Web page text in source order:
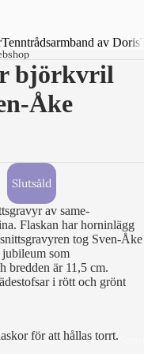
Tenntrådsarmband av Doris
björkvril
Åke
Slutsåld
av same-
Flaskan har horninlägg
tog Sven-Åke
som
bredden är 11,5 cm.
i rött och grönt
för att hållas torrt.